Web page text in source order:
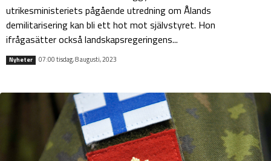
utrikesministeriets pågående utredning om Ålands
demilitarisering kan bli ett hot mot självstyret. Hon
ifrågasätter också landskapsregeringens...
Nyheter 07:00 tisdag, 8 augusti, 2023